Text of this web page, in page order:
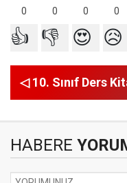
0 0 0 0
👍 👎 😍 😥
◁ 10. Sınıf Ders
HABERE